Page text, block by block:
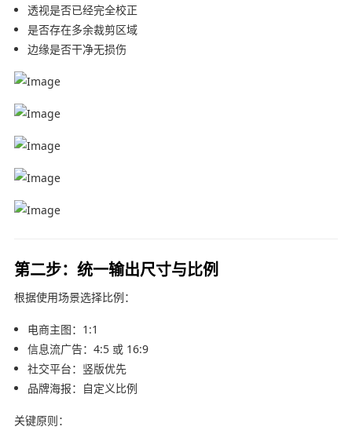
透视是否已经完全校正
是否存在多余裁剪区域
边缘是否干净无损伤
第二步：统一输出尺寸与比例
根据使用场景选择比例：
电商主图：1:1
信息流广告：4:5 或 16:9
社交平台：竖版优先
品牌海报：自定义比例
关键原则：